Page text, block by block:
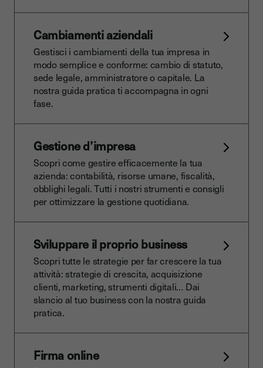
Cambiamenti aziendali
Gestisci i cambiamenti della tua impresa in
modo semplice e conforme: cambio di statuto,
sede legale, amministratore o capitale. La
nostra guida pratica ti accompagna in ogni
fase.
Gestione d’impresa
Scopri come gestire efficacemente la tua
azienda: contabilità, risorse umane, fiscalità,
obblighi legali. Tutti i nostri strumenti e consigli
per ottimizzare la gestione quotidiana.
Sviluppare il proprio business
Scopri tutte le strategie per far crescere la tua
attività: strategie di crescita, acquisizione
clienti, marketing, strumenti digitali… Dai
slancio al tuo business con la nostra guida
pratica.
Firma online